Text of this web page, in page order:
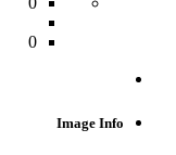
0
Image Info